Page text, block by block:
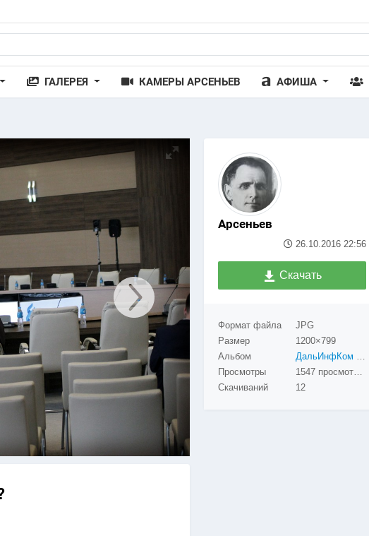
ГАЛЕРЕЯ КАМЕРЫ АРСЕНЬЕВ АФИША
Арсеньев
26.10.2016 22:56
Скачать
Формат файла
JPG
Размер
1200×799
Альбом
ДальИнфКом 2016
Просмотры
1547 просмотров
Скачиваний
12